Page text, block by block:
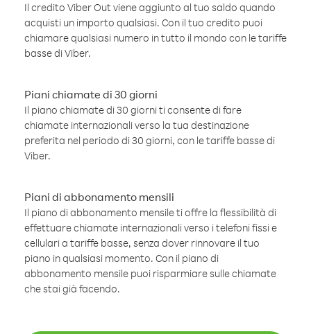
Il credito Viber Out viene aggiunto al tuo saldo quando
acquisti un importo qualsiasi. Con il tuo credito puoi
chiamare qualsiasi numero in tutto il mondo con le tariffe
basse di Viber.
Piani chiamate di 30 giorni
Il piano chiamate di 30 giorni ti consente di fare
chiamate internazionali verso la tua destinazione
preferita nel periodo di 30 giorni, con le tariffe basse di
Viber.
Piani di abbonamento mensili
Il piano di abbonamento mensile ti offre la flessibilità di
effettuare chiamate internazionali verso i telefoni fissi e
cellulari a tariffe basse, senza dover rinnovare il tuo
piano in qualsiasi momento. Con il piano di
abbonamento mensile puoi risparmiare sulle chiamate
che stai già facendo.